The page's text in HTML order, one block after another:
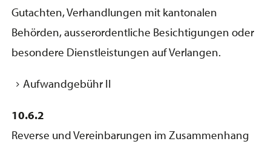
Gutachten, Verhandlungen mit kantonalen
Behörden, ausserordentliche Besichtigungen oder
besondere Dienstleistungen auf Verlangen.
Aufwandgebühr II
10.6.2
Reverse und Vereinbarungen im Zusammenhang